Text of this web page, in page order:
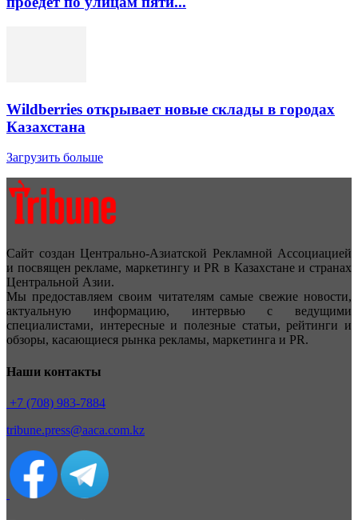
Wildberries открывает новые склады в городах
Казахстана
Загрузить больше
Сайт создан Центрально-Азиатской Рекламной Ассоциацией
и посвящен рекламе, маркетингу и PR в Казахстане и странах
Центральной Азии.
Мы предоставляем своим читателям самые свежие новости,
актуальную информацию, интервью с ведущими
специалистами, интересные и полезные статьи, рейтинги и
обзоры, касающиеся рынка рекламы, маркетинга и PR.
Наши контакты
+7 (708) 983-7884
tribune.press@aaca.com.kz